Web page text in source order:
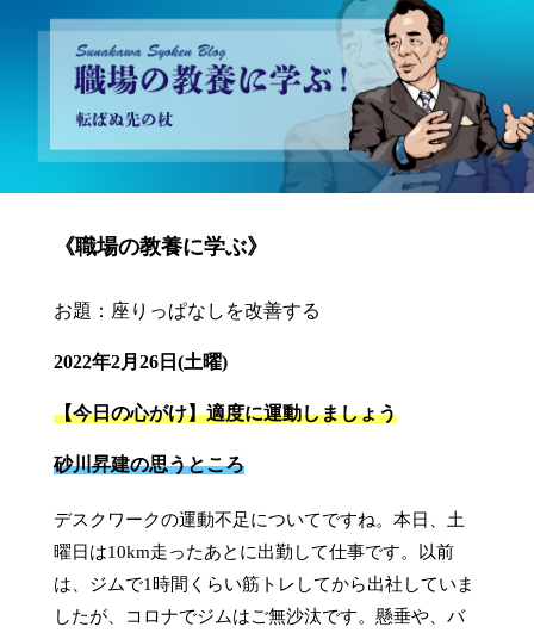
砂川昇建会長ブログ 職場の教養に学ぶ！～転ばぬ先の杖～
《職場の教養に学ぶ》
お題：座りっぱなしを改善する
2022年2月26日(土曜)
【今日の心がけ】適度に運動しましょう
砂川昇建の思うところ
デスクワークの運動不足についてですね。本日、土
曜日は10km走ったあとに出勤して仕事です。以前
は、ジムで1時間くらい筋トレしてから出社していま
したが、コロナでジムはご無沙汰です。懸垂や、バ